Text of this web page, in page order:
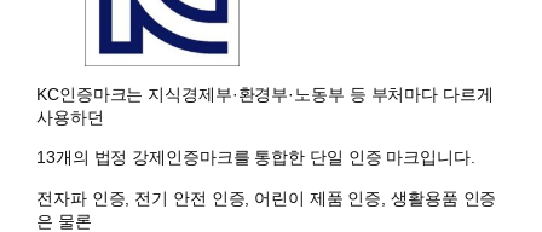
KC인증마크는 지식경제부·환경부·노동부 등 부처마다 다르게
사용하던
13개의 법정 강제인증마크를 통합한 단일 인증 마크입니다.
전자파 인증, 전기 안전 인증, 어린이 제품 인증, 생활용품 인증
은 물론